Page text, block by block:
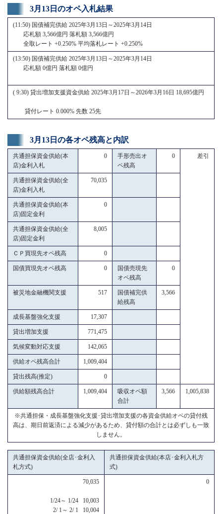
3月13日のオペ入札結果
(11:50) 国債補完供給 2025年3月13日～2025年3月14日
応札額 3,566億円 落札額 3,566億円
全取レート +0.250% 平均落札レート +0.250%
(13:50) 国債補完供給 2025年3月13日～2025年3月14日
応札額 0億円 落札額 0億円
( 9:30) 貸出増加支援資金供給 2025年3月17日～2026年3月16日 18,695億円
貸付レート 0.000% 先数 25先
3月13日の各オペ残高と内訳
共通担保資金供給(本
店)金利入札
0
手形売出オ
ペ残高
0 差引
共通担保資金供給(全
店)金利入札
70,035
共通担保資金供給(本
店)固定金利
0
共通担保資金供給(全
店)固定金利
8,005
ＣＰ買現先オペ残高 0
国債買現先オペ残高 0
国債売現先
オペ残高
0
被災地金融機関支援 517
国債補完供
給残高
3,566
成長基盤強化支援 17,307
貸出増加支援 771,475
気候変動対応支援 142,065
供給オペ残高合計 1,009,404
貸出残高(推定) 0
供給額残高合計 1,009,404
吸収オペ額
合計
3,566 1,005,838
※共通担保・成長基盤強化支援･貸出増加支援の各資金供給オペの貸付残
高は、期日前返済による減少があるため、貸付額の合計とは必ずしも一致
しません。
共通担保資金供給(全店･金利入
札方式)
共通担保資金供給(本店･金利入札方
式)
70,035
1/24～ 1/24 10,003
2/ 1～ 2/ 1 10,004
0